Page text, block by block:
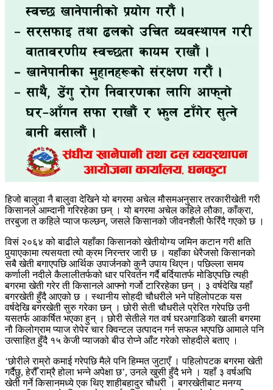
हिजो बालुवा नै बालुवा देखिने यो बगरमा अचेल मौसमअनुसार तरकारीखेती गरी
किसानले आम्दानी गरिरहेका छन् । यो बगरमा अचेल कहिले लौका, काँक्रा,
तरबुजा त कहिले प्याज फल्छन्, जसले किसानको जीवनशैली फेरिँदै गएको छ ।
विसं २०६४ को बाढीले यहाँका किसानको खेतीयोग्य जमिन कटान गरी क्षति
पुर्‍याएकामा त्यसयता त्यो क्रम निरन्तर जारी छ । यहाँका धेरैजसो किसानको
सबै खेती बगाएपछि आर्थिक उपार्जनको कुनै उपाय थिएन। पछिल्ला समय
कर्णाली नदीले कैलालीतर्फको धार परिवर्तन गर्दै बर्दियातर्फ मोडिएपछि त्यही
बगरमा खेती गरेर ती किसानले आफ्नो गर्जो टारिरहेका छन् । ३ वर्षदेखि यहाँ
बगरखेती हुँदै आएको छ । स्थानीय सोहदी चौधरीले भने पहिलोपटक यस
वर्षदेखि बगरखेती सुरु गरेका छन् । छोरी सेती चौधरीले प्रेरित गरेपछि उनी
यसतर्फ आकर्षित भएका हुन् । छोरी सेतीले गत वर्ष घरअगाडिको खाली बगरमा
नौ किलोग्राम प्याज रोपेर चार क्विन्टल उत्पादन गर्न सफल भएपछि आमाले पनि
उत्साहित हुँदै १५ केजी प्याजको बीउ रोप्ने आँट गरेको सोहदीले बताए ।
‘छोरीले राम्रो कमाई गरेपछि मैले पनि हिम्मत जुटाएँ । पहिलोपटक बगरमा खेती
गर्दैछु, हेरौँ राम्रै होला भन्ने अपेक्षा छ’, उनले खुसी हुँदै भने । यहाँ ३ वर्षअघि
खेती गर्ने किसानमध्ये एक थिए शाहीबहादुर चौधरी । बगरखेतीबाट मनग्य